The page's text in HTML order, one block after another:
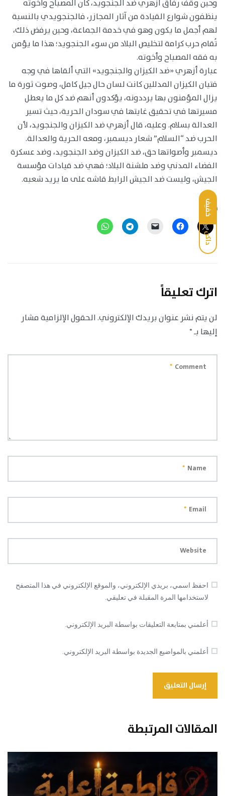
خفيف
داكن
وحين وقف رفاق أزهري ضد الجنجويد، كان المصباح وأخوته
ينظفون شوارع القيادة من آثار المجازر، فالجنجويدي بالنسبة
لهم أجمل ما يكون وهو في خدمة الجماعة، وحين يرفض ذلك،
تُقام حرب كرامة لتخليص البلاد من سوء الجنجويد؛ هذا ما يؤمن
به فقه المصباح وأخوته.
عبارة أزهري «ضد الكيزان والجنجويد» التي ألقاها في وجه
فتيان الكيزان المدللين كانت لسان حال جيل كامل، وصوت ثورة ما
يزال المؤمنون بها يرددونه، يؤكدون أنهم ضد كل ما يعطل
مسيرتها في تحقيق غايتها في سودان الحرية، حيث تسير
العدالة بسلام. وعليه، قال أزهري ضد الكيزان والجنجويد، لأن
الحرب ضد “السلام” شعار ديسمبر، ومعه الحرية والعدالة.
ديسمبر وأصواتها حق، ضد الكيزان وضد الجنجويد، وضد عسكرة
الفضاء المدني وضد ملشنة البلاد؛ فهي ضد قيادات مؤسسة
الجيش، وليست ضد الجيش الرابط قاشه على ما يريد شعبه.
نشر
اترك تعليقاً
لن يتم نشر عنوان بريدك الإلكتروني.الحقول الإلزامية مشار
إليها بـ*
Comment
*
Name
*
Email
*
Website
احفظ اسمي، بريدي الإلكتروني، والموقع الإلكتروني في هذا المتصفح
لاستخدامها المرة المقبلة في تعليقي.
أعلمني بمتابعة التعليقات بواسطة البريد الإلكتروني.
أعلمني بالمواضيع الجديدة بواسطة البريد الإلكتروني.
المقالات المرتبطة